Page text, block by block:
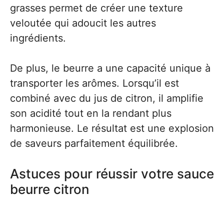
grasses permet de créer une texture
veloutée qui adoucit les autres
ingrédients.
De plus, le beurre a une capacité unique à
transporter les arômes. Lorsqu’il est
combiné avec du jus de citron, il amplifie
son acidité tout en la rendant plus
harmonieuse. Le résultat est une explosion
de saveurs parfaitement équilibrée.
Astuces pour réussir votre sauce
beurre citron